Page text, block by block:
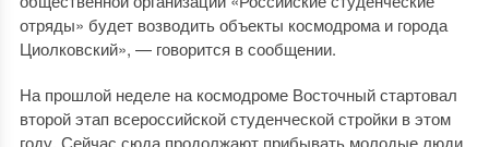
отряды» будет возводить объекты космодрома и города
Циолковский», — говорится в сообщении.
На прошлой неделе на космодроме Восточный стартовал
второй этап всероссийской студенческой стройки в этом
году. Сейчас сюда продолжают прибывать молодые люди